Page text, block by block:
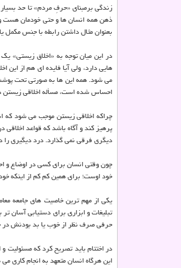
زندگی برمبنای «حرفِ مردم» تا حد
ذهن همه انسان ها و حتی خودمان هست
بعنوان مثال داشتن رابطه با جنس مکمل
در این میان توجه به «اخلاق زیستی»
هایی دارد، ولی آیا فایده ای هم از
می شود. همه این ها به صورتی تحت پوشش
احساس شده است، مسأله اخلاقی
چراکه اخلاقی زیستن موجب می شود که
پرهیز کند و آگاه باشد که قواعد
دیگری فرقی نمی گذارد. درد دیگیری را
چون وقتی انسان برای کسی در اوضاع و
خود اوست؛ برای همین کم کم از اینکه
یکی از مهم ترین خاصیت های جامعه
تبلیغات و ابزاری برای دستیابی آسان
حرفی صرف نظر از خوب یا بد بودنش در
در اختتام باید تصریح کرد که مسئولیت
این هرگاه انسان متعهد به انجام کاری